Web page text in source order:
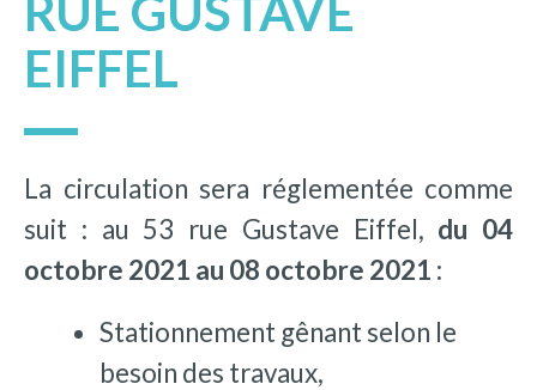
RUE GUSTAVE
EIFFEL
La circulation sera réglementée comme
suit : au 53 rue Gustave Eiffel, du 04
octobre 2021 au 08 octobre 2021 :
Stationnement gênant selon le
besoin des travaux,